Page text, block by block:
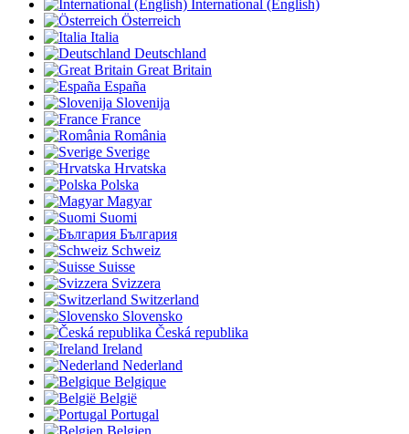
International (English)
Österreich
Italia
Deutschland
Great Britain
España
Slovenija
France
România
Sverige
Hrvatska
Polska
Magyar
Suomi
България
Schweiz
Suisse
Svizzera
Switzerland
Slovensko
Česká republika
Ireland
Nederland
Belgique
België
Portugal